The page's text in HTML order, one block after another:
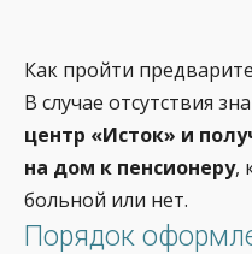
Как пройти
В случае отсутствия
центр «Исток» и
на дом к пенсионеру,
больной или нет.
Порядок